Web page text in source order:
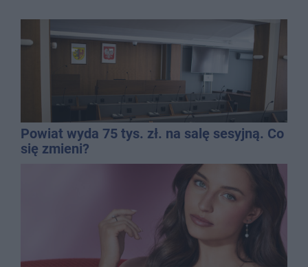
Powiat wyda 75 tys. zł. na salę sesyjną. Co
się zmieni?